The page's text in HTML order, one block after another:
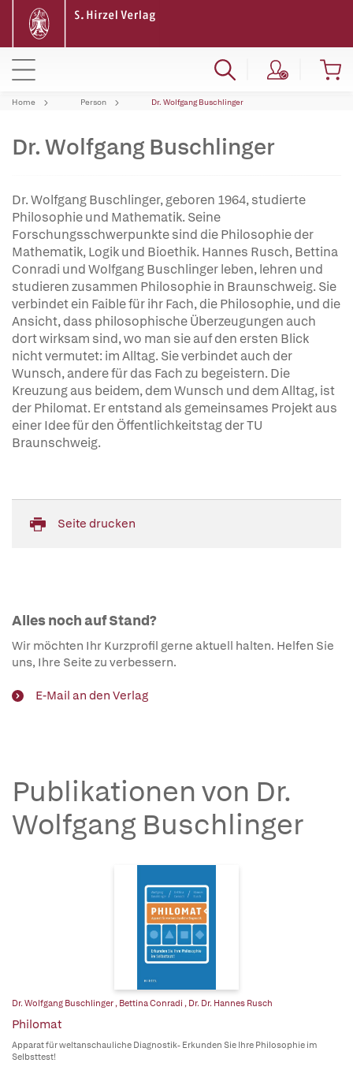
Home Person Dr. Wolfgang Buschlinger
Dr. Wolfgang Buschlinger
Dr. Wolfgang Buschlinger, geboren 1964, studierte
Philosophie und Mathematik. Seine
Forschungsschwerpunkte sind die Philosophie der
Mathematik, Logik und Bioethik. Hannes Rusch, Bettina
Conradi und Wolfgang Buschlinger leben, lehren und
studieren zusammen Philosophie in Braunschweig. Sie
verbindet ein Faible für ihr Fach, die Philosophie, und die
Ansicht, dass philosophische Überzeugungen auch
dort wirksam sind, wo man sie auf den ersten Blick
nicht vermutet: im Alltag. Sie verbindet auch der
Wunsch, andere für das Fach zu begeistern. Die
Kreuzung aus beidem, dem Wunsch und dem Alltag, ist
der Philomat. Er entstand als gemeinsames Projekt aus
einer Idee für den Öffentlichkeitstag der TU
Braunschweig.
Seite drucken
Alles noch auf Stand?
Wir möchten Ihr Kurzprofil gerne aktuell halten. Helfen Sie
uns, Ihre Seite zu verbessern.
E-Mail an den Verlag
Publikationen von Dr.
Wolfgang Buschlinger
Dr. Wolfgang Buschlinger , Bettina Conradi , Dr. Dr. Hannes Rusch
Philomat
Apparat für weltanschauliche Diagnostik- Erkunden Sie Ihre Philosophie im
Selbsttest!